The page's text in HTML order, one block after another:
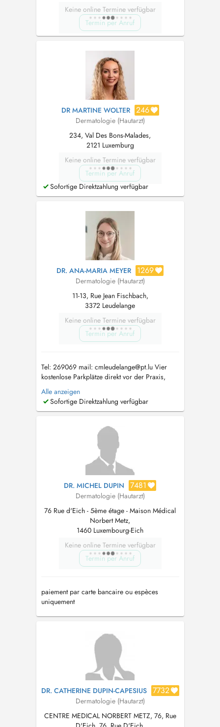
Keine online Termine verfügbar
Termin per Anruf
DR MARTINE WOLTER 246
Dermatologie (Hautarzt)
234, Val Des Bons-Malades,
2121 Luxemburg
Keine online Termine verfügbar
Termin per Anruf
Sofortige Direktzahlung verfügbar
DR. ANA-MARIA MEYER 1269
Dermatologie (Hautarzt)
11-13, Rue Jean Fischbach,
3372 Leudelange
Keine online Termine verfügbar
Termin per Anruf
Tel: 269069 mail: cmleudelange@pt.luVier
kostenlose Parkplätze direkt vor der Praxis,
jeweils für 30 Minuten (LALUX) Dr. Meyer ist
eine erfahrene Dermatologin mit umfassender
Expertise in dermatologischer Chirurgie,
Medizin. Nach langjähriger Tätigk...
Alle anzeigen
Sofortige Direktzahlung verfügbar
DR. MICHEL DUPIN 7481
Dermatologie (Hautarzt)
76 Rue d'Eich - 5ème étage - Maison Médical
Norbert Metz,
1460 Luxembourg-Eich
Keine online Termine verfügbar
Termin per Anruf
paiement par carte bancaire ou espèces
uniquement
DR. CATHERINE DUPIN-CAPESIUS 7732
Dermatologie (Hautarzt)
CENTRE MEDICAL NORBERT METZ, 76, Rue